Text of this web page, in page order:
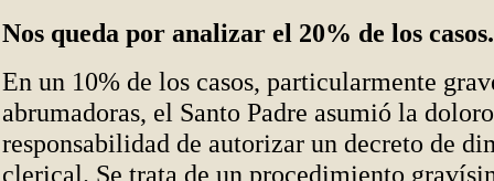
Nos queda por analizar el 20% de los
En un 10% de los casos, particularmente
abrumadoras, el Santo Padre asumió la
responsabilidad de autorizar un decreto de
clerical. Se trata de un procedimiento